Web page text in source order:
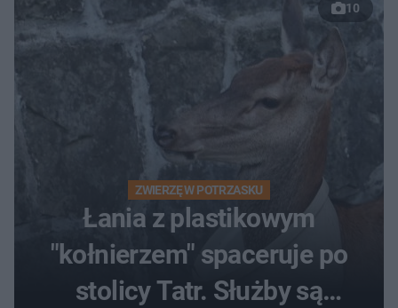
10
ZWIERZĘ W POTRZASKU
Łania z plastikowym
"kołnierzem" spaceruje po
stolicy Tatr. Służby są